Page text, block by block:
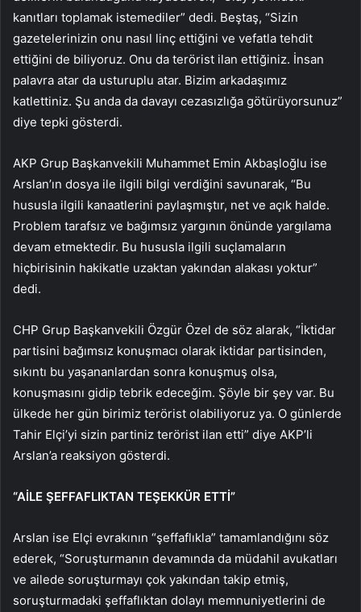
kanıtları toplamak istemediler” dedi. Beştaş, “Sizin
gazetelerinizin onu nasıl linç ettiğini ve vefatla tehdit
ettiğini de biliyoruz. Onu da terörist ilan ettiğiniz. İnsan
palavra atar da usturuplu atar. Bizim arkadaşımız
katlettiniz. Şu anda da davayı cezasızlığa götürüyorsunuz”
diye tepki gösterdi.
AKP Grup Başkanvekili Muhammet Emin Akbaşloğlu ise
Arslan’ın dosya ile ilgili bilgi verdiğini savunarak, “Bu
hususla ilgili kanaatlerini paylaşmıştır, net ve açık halde.
Problem tarafsız ve bağımsız yargının önünde yargılama
devam etmektedir. Bu hususla ilgili suçlamaların
hiçbirisinin hakikatle uzaktan yakından alakası yoktur”
dedi.
CHP Grup Başkanvekili Özgür Özel de söz alarak, “İktidar
partisini bağımsız konuşmacı olarak iktidar partisinden,
sıkıntı bu yaşananlardan sonra konuşmuş olsa,
konuşmasını gidip tebrik edeceğim. Şöyle bir şey var. Bu
ülkede her gün birimiz terörist olabiliyoruz ya. O günlerde
Tahir Elçi’yi sizin partiniz terörist ilan etti” diye AKP’li
Arslan’a reaksiyon gösterdi.
“AİLE ŞEFFAFLIKTAN TEŞEKKÜR ETTİ”
Arslan ise Elçi evrakının “şeffaflıkla” tamamlandığını söz
ederek, “Soruşturmanın devamında da müdahil avukatları
ve ailede soruşturmayı çok yakından takip etmiş,
soruşturmadaki şeffaflıktan dolayı memnuniyetlerini de